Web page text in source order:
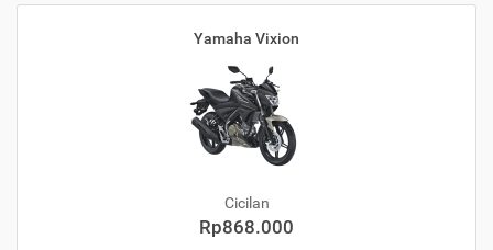
Yamaha Vixion
Cicilan
Rp868.000